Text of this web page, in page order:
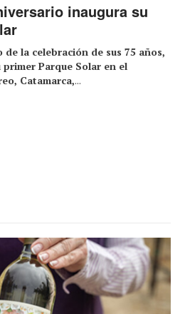
inaugura su
de la celebración de sus 75 años,
Parque Solar en el
Catamarca,...